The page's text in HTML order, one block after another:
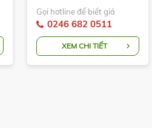
XXX-3F
Gọi hotline để biết giá
0246 682 0511
XEM CHI TIẾT